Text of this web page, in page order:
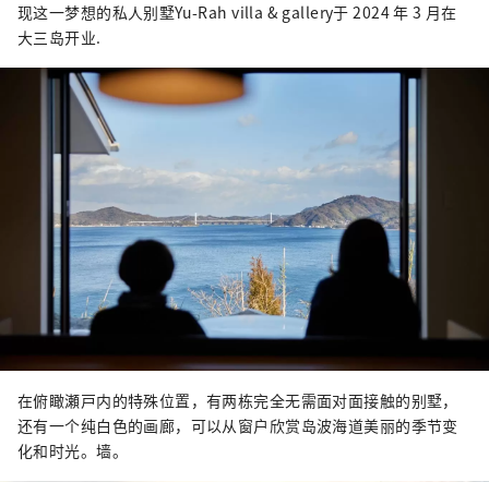
现这一梦想的私人别墅Yu-Rah villa & gallery于 2024 年 3 月在
大三岛开业.
在俯瞰瀬戸内的特殊位置，有两栋完全无需面对面接触的别墅，
还有一个纯白色的画廊，可以从窗户欣赏岛波海道美丽的季节变
化和时光。墙。